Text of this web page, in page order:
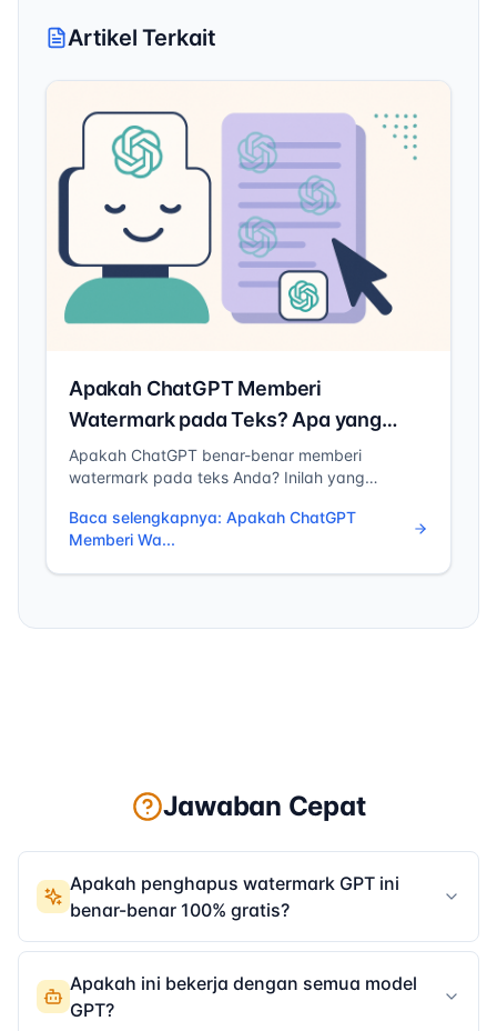
Artikel Terkait
Apakah ChatGPT Memberi
Watermark pada Teks? Apa yang
Sebenarnya Kita Ketahui di 2026
Apakah ChatGPT benar-benar memberi
watermark pada teks Anda? Inilah yang
karakter tak terlihat, watermark teks, dan apa
yang masih belum terkonfirmasi.
Baca selengkapnya: Apakah ChatGPT
Memberi Wa...
Jawaban Cepat
Apakah penghapus watermark GPT ini
benar-benar 100% gratis?
Ya! Bersihkan hingga 500 karakter per tempel
secara gratis selamanya. Tanpa pendaftaran,
tanpa kartu kredit, tanpa biaya tersembunyi.
Apakah ini bekerja dengan semua model
GPT?